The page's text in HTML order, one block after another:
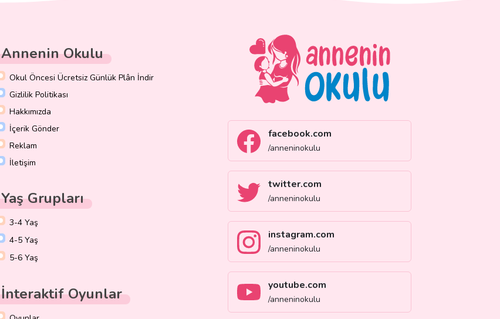
Annenin Okulu
Okul Öncesi Ücretsiz Günlük Plân İndir
Gizlilik Politikası
Hakkımızda
İçerik Gönder
Reklam
İletişim
Yaş Grupları
3-4 Yaş
4-5 Yaş
5-6 Yaş
İnteraktif Oyunlar
facebook.com
/anneninokulu
twitter.com
/anneninokulu
instagram.com
/anneninokulu
youtube.com
/anneninokulu